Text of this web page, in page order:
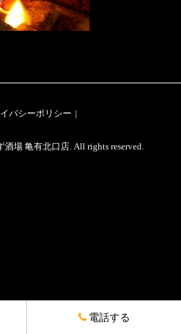
バシーポリシー
場 亀有北口店. All rights reserved.
電話する